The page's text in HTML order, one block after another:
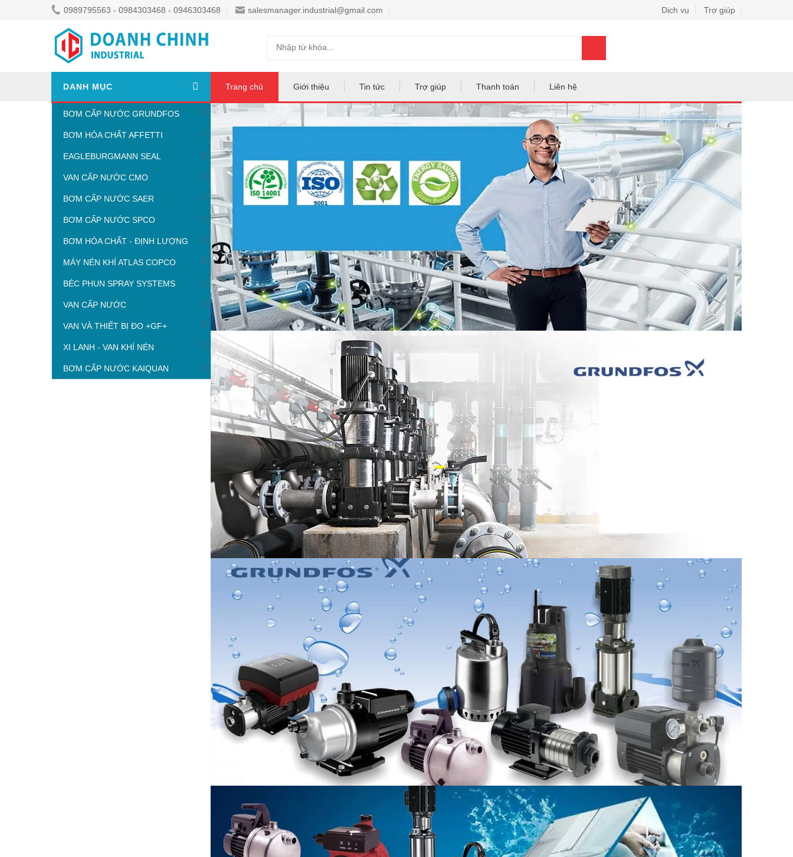
0989795563 - 0984303468 - 0946303468 salesmanager.industrial@gmail.com Dịch vụ Trợ giúp
DANH MỤC
BƠM CẤP NƯỚC GRUNDFOS
BƠM HÓA CHẤT AFFETTI
EAGLEBURGMANN SEAL
VAN CẤP NƯỚC CMO
BƠM CẤP NƯỚC SAER
BƠM CẤP NƯỚC SPCO
BƠM HÓA CHẤT - ĐỊNH LƯỢNG
MÁY NÉN KHÍ ATLAS COPCO
BÉC PHUN SPRAY SYSTEMS
VAN CẤP NƯỚC
VAN VÀ THIẾT BỊ ĐO +GF+
XI LANH - VAN KHÍ NÉN
BƠM CẤP NƯỚC KAIQUAN
Trang chủ Giới thiệu Tin tức Trợ giúp Thanh toán Liên hệ